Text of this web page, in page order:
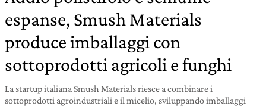
espanse, Smush Materials
produce imballaggi con
sottoprodotti agricoli e funghi
La startup italiana Smush Materials riesce a combinare i
sottoprodotti agroindustriali e il micelio, sviluppando imballaggi